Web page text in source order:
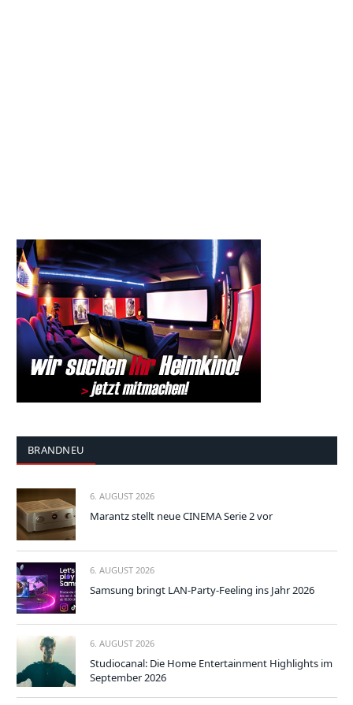
BRANDNEU
6. AUGUST 2026
Marantz stellt neue CINEMA Serie 2 vor
6. AUGUST 2026
Samsung bringt LAN-Party-Feeling ins Jahr 2026
6. AUGUST 2026
Studiocanal: Die Home Entertainment Highlights im
September 2026